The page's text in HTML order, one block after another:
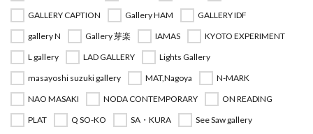
GALLERY CAPTION
Gallery HAM
GALLERY IDF
gallery N
Gallery 芽楽 IAMAS
KYOTO EXPERIMENT
L gallery
LAD GALLERY
Lights Gallery
masayoshi suzuki gallery
MAT,Nagoya
N-MARK
NAO MASAKI
NODA CONTEMPORARY
ON READING
PLAT
Q SO-KO SA・KURA
See Saw gallery